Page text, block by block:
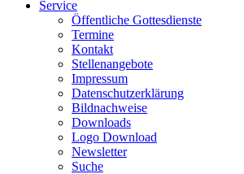
Service
Öffentliche Gottesdienste
Termine
Kontakt
Stellenangebote
Impressum
Datenschutzerklärung
Bildnachweise
Downloads
Logo Download
Newsletter
Suche